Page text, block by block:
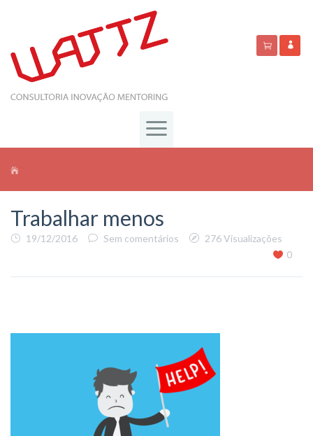
Trabalhar menos
19/12/2016 Sem comentários
276 Visualizações
0